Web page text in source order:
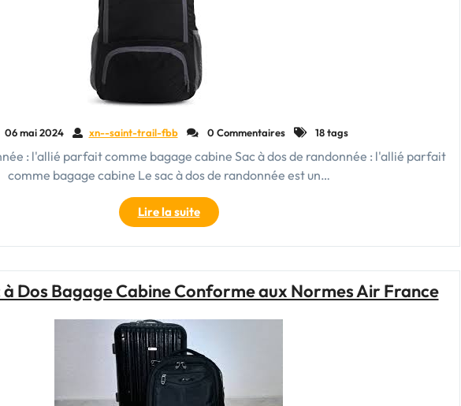
Fonctionnel"
06 mai 2024 xn--saint-trail-fbb 0 Commentaires 18 tags
: l'allié parfait comme bagage cabine Sac à dos de randonnée : l'allié parfait
comme bagage cabine Le sac à dos de randonnée est un…
Lire la suite"Le
sac
à
randonnée
bagage
cabine"
à Dos Bagage Cabine Conforme aux Normes Air France